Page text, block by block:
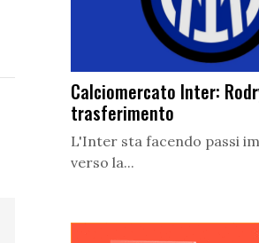
Calciomercato Inter:
trasferimento
L'Inter sta facendo passi
verso la...